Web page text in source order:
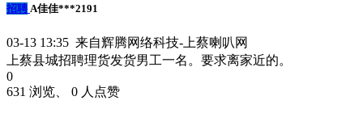
招聘 A佳佳***2191
03-13 13:35 来自辉腾网络科技-上蔡喇叭网
上蔡县城招聘理货发货男工一名。要求离家近的。
0
631 浏览、 0 人点赞